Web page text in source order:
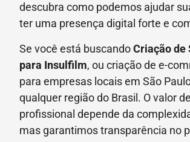
descubra como podemos ajudar
ter uma presença digital forte e
Se você está buscandoCriação de
para Insulfilm, ou criação de e-
para empresas locais em São
qualquer região do Brasil. O valor
profissional depende da
mas garantimos transparência no